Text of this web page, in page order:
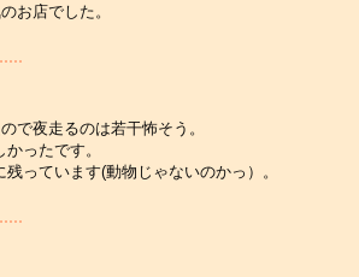
お店でした。
で夜走るのは若干怖そう。
ったです。
っています(動物じゃないのかっ）。